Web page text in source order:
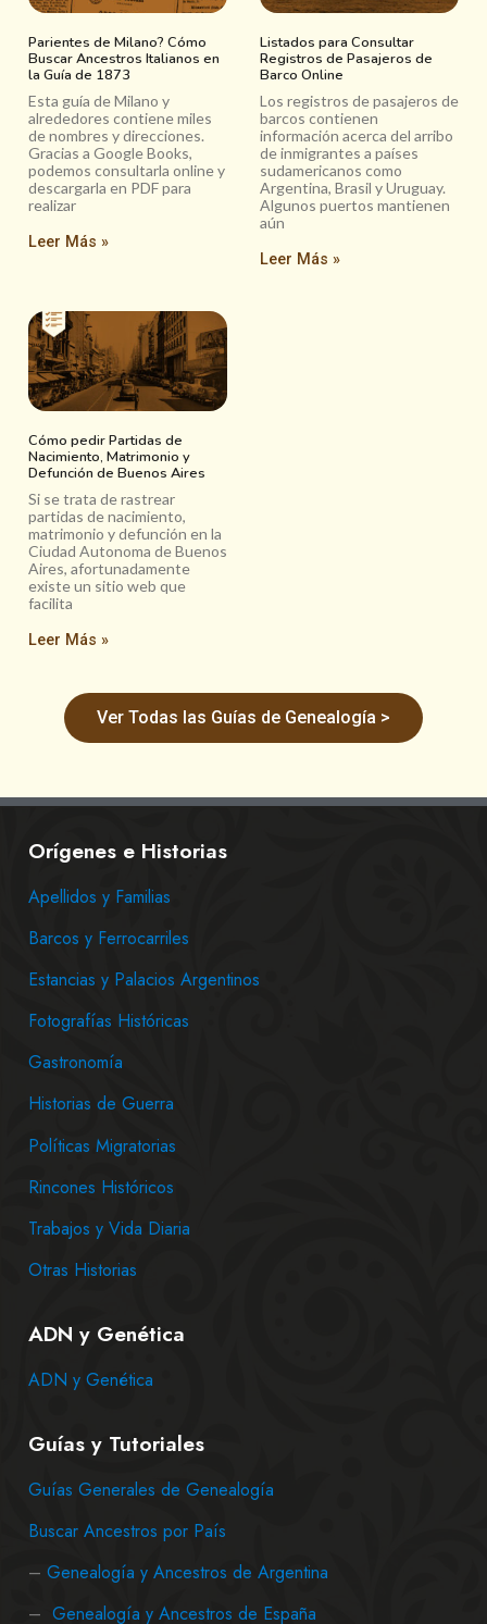
Parientes de Milano? Cómo
Buscar Ancestros Italianos en
la Guía de 1873
Esta guía de Milano y
alrededores contiene miles
de nombres y direcciones.
Gracias a Google Books,
podemos consultarla online y
descargarla en PDF para
realizar
Leer Más »
Listados para Consultar
Registros de Pasajeros de
Barco Online
Los registros de pasajeros de
barcos contienen
información acerca del arribo
de inmigrantes a países
sudamericanos como
Argentina, Brasil y Uruguay.
Algunos puertos mantienen
aún
Leer Más »
Cómo pedir Partidas de
Nacimiento, Matrimonio y
Defunción de Buenos Aires
Si se trata de rastrear
partidas de nacimiento,
matrimonio y defunción en la
Ciudad Autonoma de Buenos
Aires, afortunadamente
existe un sitio web que
facilita
Leer Más »
Ver Todas las Guías de Genealogía >
Orígenes e Historias
Apellidos y Familias
Barcos y Ferrocarriles
Estancias y Palacios Argentinos
Fotografías Históricas
Gastronomía
Historias de Guerra
Políticas Migratorias
Rincones Históricos
Trabajos y Vida Diaria
Otras Historias
ADN y Genética
ADN y Genética
Guías y Tutoriales
Guías Generales de Genealogía
Buscar Ancestros por País
– Genealogía y Ancestros de Argentina
– Genealogía y Ancestros de España